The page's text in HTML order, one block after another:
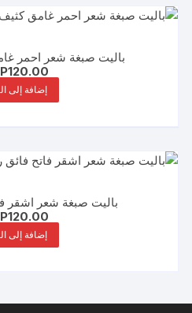
باليت صبغة شعر احمر
120.00
إضافة إلى
باليت صبغة شعر اشقر
120.00
إضافة إلى